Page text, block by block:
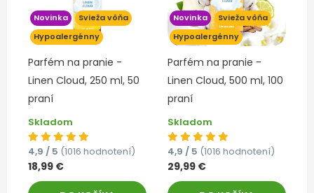
Novinka
Svieža vôňa
Hypoalergénny
Parfém na pranie -
Linen Cloud, 250 ml, 50
praní
Skladom
4,9 / 5 (1016 hodnotení)
18,99 €
Novinka
Svieža vôňa
Hypoalergénny
Parfém na pranie -
Linen Cloud, 500 ml, 100
praní
Skladom
4,9 / 5 (1016 hodnotení)
29,99 €